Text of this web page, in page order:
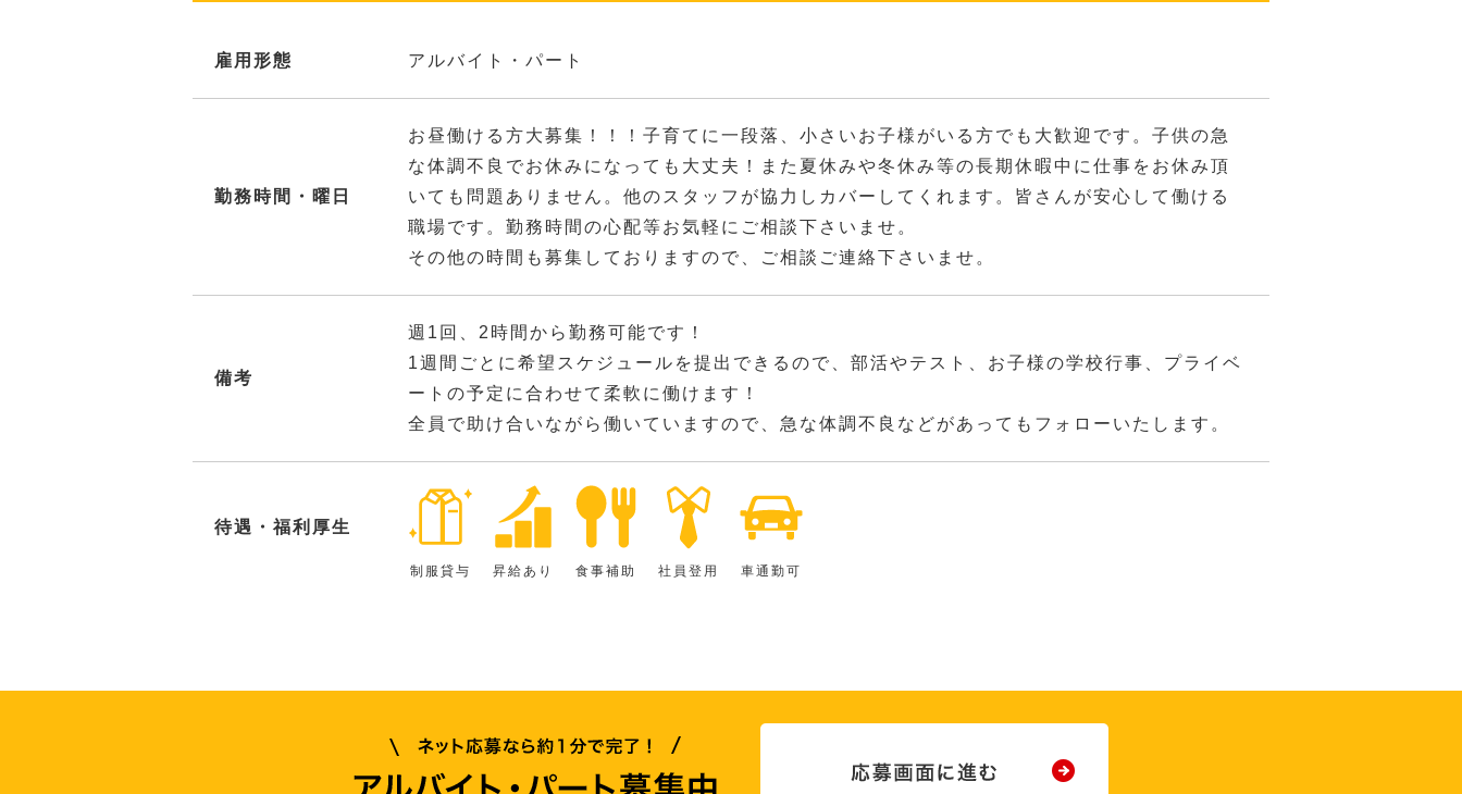
雇用形態 アルバイト・パート
勤務時間・曜日
お昼働ける方大募集！！！子育てに一段落、小さいお子様がいる方でも大歓迎です。子供の急
な体調不良でお休みになっても大丈夫！また夏休みや冬休み等の長期休暇中に仕事をお休み頂
いても問題ありません。他のスタッフが協力しカバーしてくれます。皆さんが安心して働ける
職場です。勤務時間の心配等お気軽にご相談下さいませ。
その他の時間も募集しておりますので、ご相談ご連絡下さいませ。
備考
週1回、2時間から勤務可能です！
1週間ごとに希望スケジュールを提出できるので、部活やテスト、お子様の学校行事、プライベ
ートの予定に合わせて柔軟に働けます！
全員で助け合いながら働いていますので、急な体調不良などがあってもフォローいたします。
待遇・福利厚生
制服貸与 昇給あり 食事補助 社員登用 車通勤可